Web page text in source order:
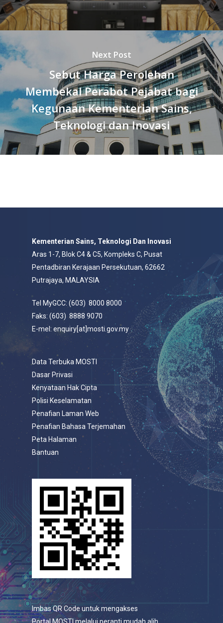
Next Post
Sebut Harga Perolehan
Membekal Perabot Pejabat bagi
Kegunaan Kementerian Sains,
Teknologi dan Inovasi
Kementerian Sains, Teknologi Dan Inovasi
Aras 1-7, Blok C4 & C5, Kompleks C, Pusat
Pentadbiran Kerajaan Persekutuan, 62662
Putrajaya, MALAYSIA
Tel MyGCC: (603) 8000 8000
Faks: (603) 8888 9070
E-mel: enquiry[at]mosti.gov.my
Data Terbuka MOSTI
Dasar Privasi
Kenyataan Hak Cipta
Polisi Keselamatan
Penafian Laman Web
Penafian Bahasa Terjemahan
Peta Halaman
Bantuan
Imbas QR Code untuk mengakses